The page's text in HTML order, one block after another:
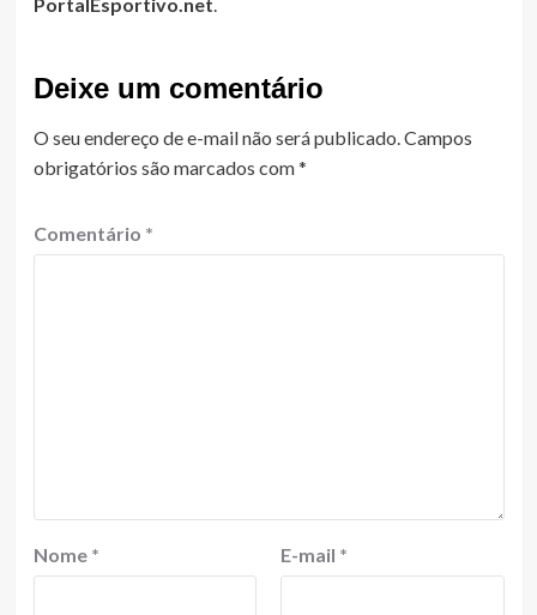
Deixe um comentário
O seu endereço de e-mail não será publicado. Campos
obrigatórios são marcados com*
Comentário *
Nome * E-mail *